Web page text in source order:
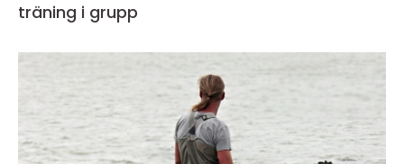
träning i grupp